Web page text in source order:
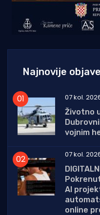
Najnovije objave
07 kol.
Životno
vojnim
07 kol.
AI
online